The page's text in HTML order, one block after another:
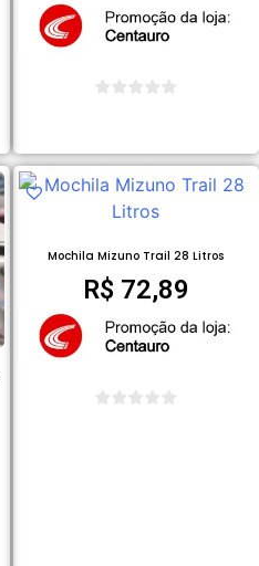
Mochila Mizuno Trail 28 Litros
R$ 72,89